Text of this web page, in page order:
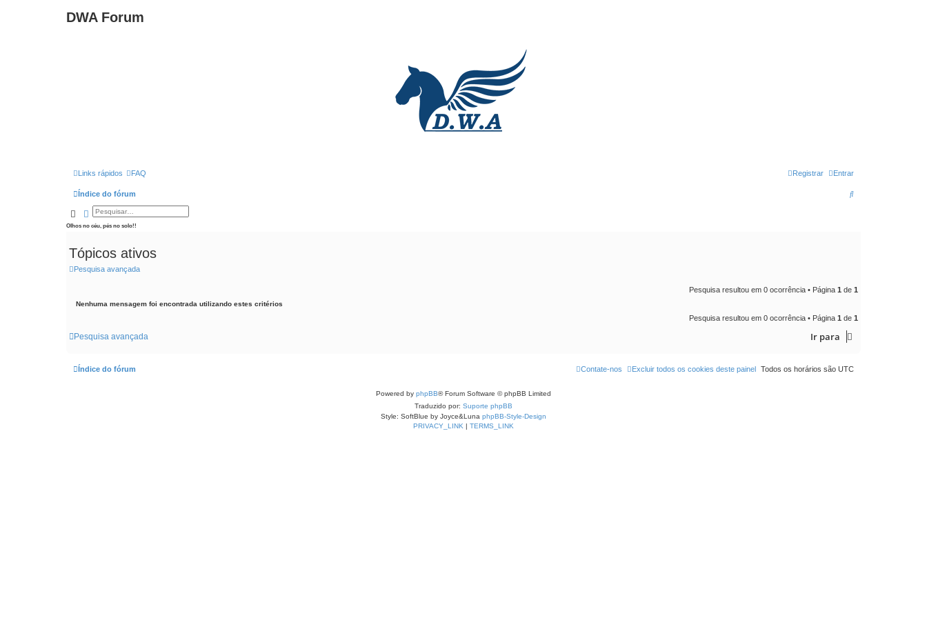
DWA Forum
Links rápidos FAQ Entrar
Registrar
Índice do fórum
P
s
Pesquisar
Pesquisa avançada
Olhos no céu, pés no solo!!
Tópicos ativos
Pesquisa avançada
Pesquisa resultou em 0 ocorrência • Página 1 de 1
Nenhuma mensagem foi encontrada utilizando estes critérios
Pesquisa resultou em 0 ocorrência • Página 1 de 1
Pesquisa avançada Ir para
Índice do fórum Todos os horários são UTC
Excluir todos os cookies deste painel
Contate-nos
Powered by phpBB® Forum Software © phpBB Limited
Traduzido por: Suporte phpBB
Style: SoftBlue by Joyce&Luna phpBB-Style-Design
PRIVACY_LINK | TERMS_LINK